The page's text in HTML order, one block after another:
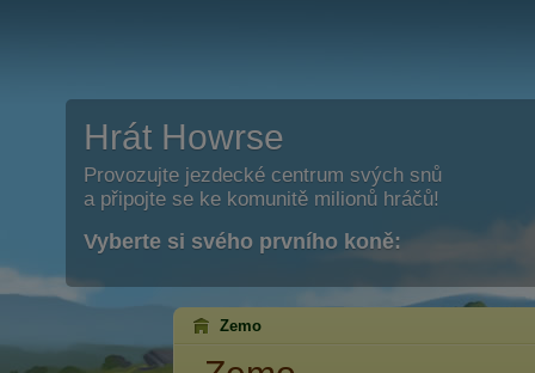
Hrát Howrse
Provozujte jezdecké centrum svých snů
a připojte se ke komunitě milionů hráčů!
Vyberte si svého prvního koně:
Zemo